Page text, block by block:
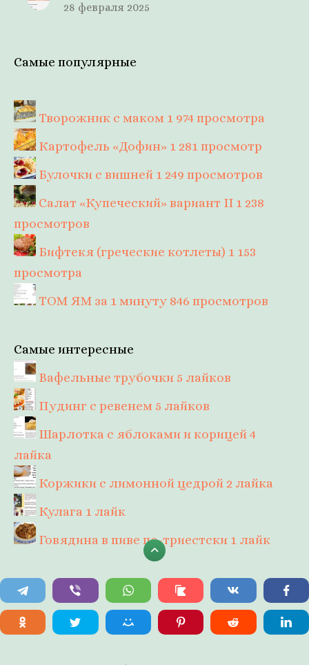
28 февраля 2025
Самые популярные
Творожник с маком 1 974 просмотра
Картофель «Дофин» 1 281 просмотр
Булочки с вишней 1 249 просмотров
Салат «Купеческий» вариант II 1 238
просмотров
Бифтекя (греческие котлеты) 1 153
просмотра
ТОМ ЯМ за 1 минуту 846 просмотров
Самые интересные
Вафельные трубочки 5 лайков
Пудинг с ревенем 5 лайков
Шарлотка с яблоками и корицей4
лайка
Коржики с лимонной цедрой 2 лайка
Кулага 1 лайк
Говядина в пиве по-триестски 1 лайк